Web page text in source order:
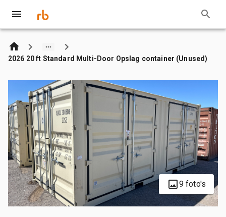
2026 20 ft Standard Multi-Door Opslag container (Unused)
9 foto's